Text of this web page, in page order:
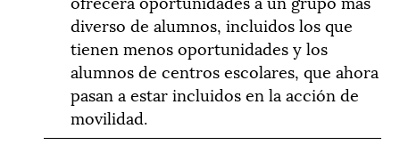
diverso de alumnos, incluidos los que
tienen menos oportunidades y los
alumnos de centros escolares, que ahora
pasan a estar incluidos en la acción de
movilidad.